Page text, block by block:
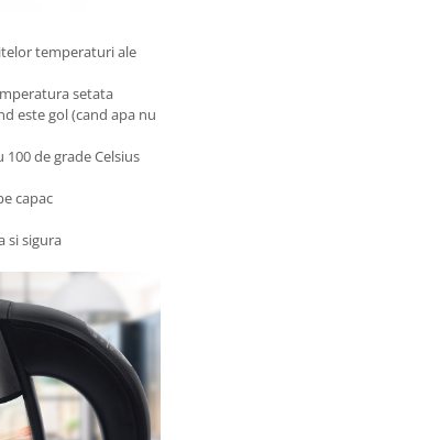
temperaturi ale
setata
este gol (cand apa nu
de grade Celsius
capac
si sigura